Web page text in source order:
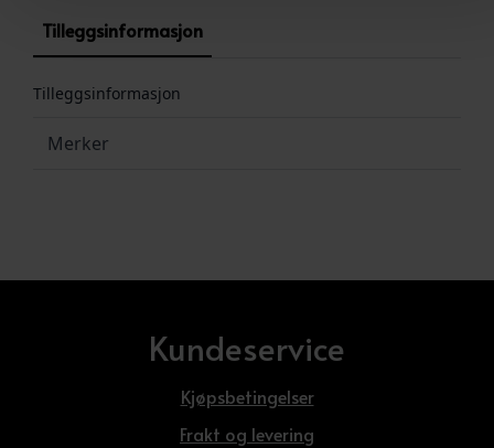
Tilleggsinformasjon
Tilleggsinformasjon
Merker
Kundeservice
Kjøpsbetingelser
Frakt og levering